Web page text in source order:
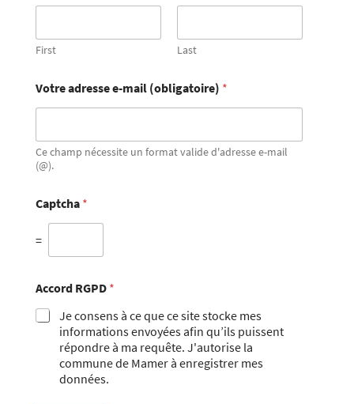
First Last
Votre adresse e-mail (obligatoire) *
Ce champ nécessite un format valide d'adresse e-mail
(@).
Captcha *
=
Accord RGPD *
Je consens à ce que ce site stocke mes
informations envoyées afin qu’ils puissent
répondre à ma requête. J'autorise la
commune de Mamer à enregistrer mes
données.